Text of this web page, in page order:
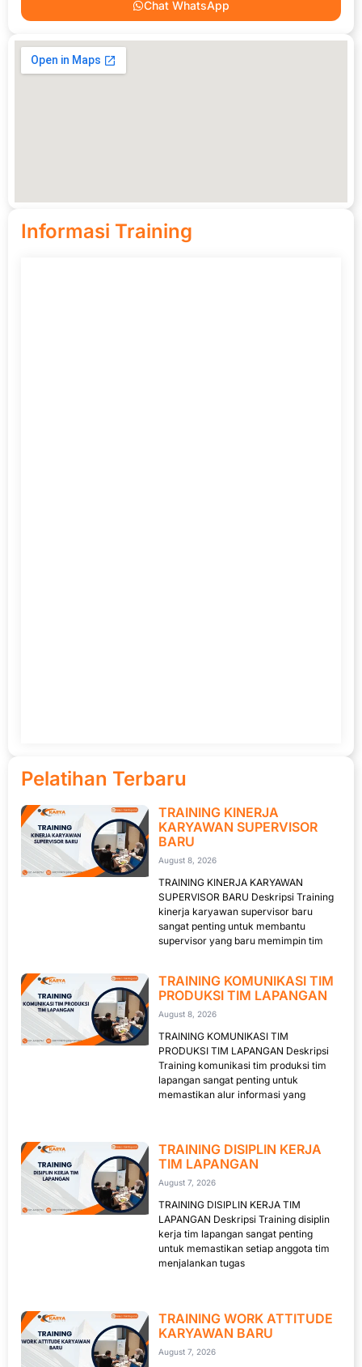
Chat WhatsApp
Informasi Training
Pelatihan Terbaru
TRAINING KINERJA
KARYAWAN SUPERVISOR
BARU
August 8, 2026
TRAINING KINERJA KARYAWAN
SUPERVISOR BARU Deskripsi Training
kinerja karyawan supervisor baru
sangat penting untuk membantu
supervisor yang baru memimpin tim
TRAINING KOMUNIKASI TIM
PRODUKSI TIM LAPANGAN
August 8, 2026
TRAINING KOMUNIKASI TIM
PRODUKSI TIM LAPANGAN Deskripsi
Training komunikasi tim produksi tim
lapangan sangat penting untuk
memastikan alur informasi yang
TRAINING DISIPLIN KERJA
TIM LAPANGAN
August 7, 2026
TRAINING DISIPLIN KERJA TIM
LAPANGAN Deskripsi Training disiplin
kerja tim lapangan sangat penting
untuk memastikan setiap anggota tim
menjalankan tugas
TRAINING WORK ATTITUDE
KARYAWAN BARU
August 7, 2026